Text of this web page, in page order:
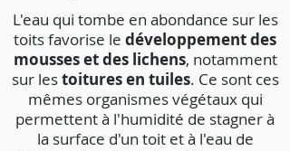
L'eau qui tombe en abondance sur les
toits favorise le développement des
mousses et des lichens, notamment
sur lestoitures en tuiles. Ce sont ces
mêmes organismes végétaux qui
permettent à l'humidité de stagner à
la surface d'un toit et à l'eau de